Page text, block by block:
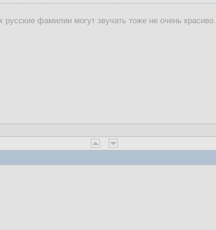
русские фамилии могут звучать тоже не очень красиво.